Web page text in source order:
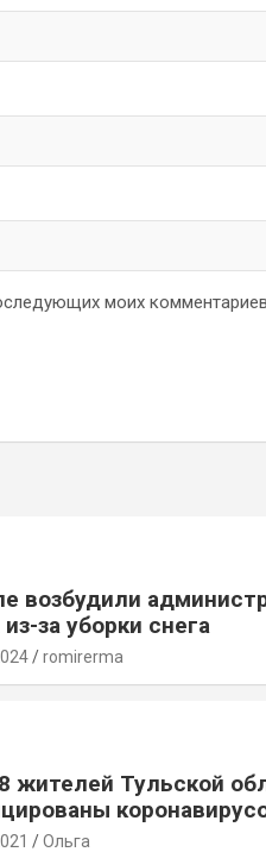
моих
возбудили
за уборки снега
romirerma
жителей Тульской
Ольга